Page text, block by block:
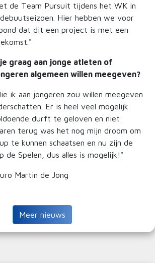
de Team Pursuit tijdens het WK in
Hier hebben we voor
dat dit een project is met een
graag aan jonge atleten of
algemeen willen meegeven?
ik aan jongeren zou willen meegeven
Er is heel veel mogelijk
durft te geloven en niet
terug was het nog mijn droom om
te kunnen schaatsen en nu zijn de
de Spelen, dus alles is mogelijk!"
Martin de Jong
Meer nieuws